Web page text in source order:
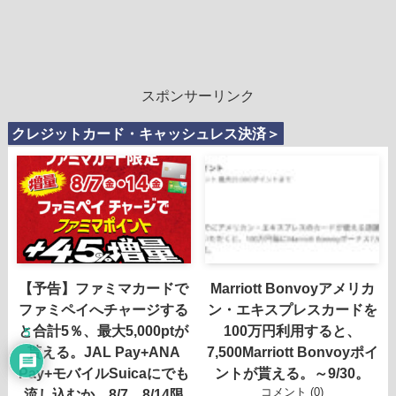
スポンサーリンク
クレジットカード・キャッシュレス決済＞
【予告】ファミマカードで
ファミペイへチャージする
と合計5％、最大5,000ptが
貰える。JAL Pay+ANA
Pay+モバイルSuicaにでも
Marriott Bonvoyアメリカ
ン・エキスプレスカードを
100万円利用すると、
7,500Marriott Bonvoyポイ
ントが貰える。～9/30。
コメント (0)
5